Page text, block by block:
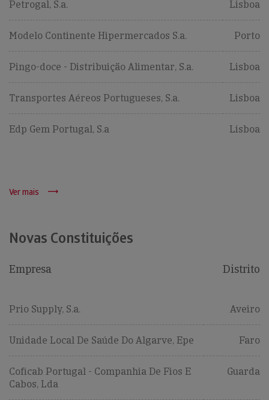
Petrogal, S.a. Lisboa
Modelo Continente Hipermercados S.a. Porto
Pingo-doce - Distribuição Alimentar, S.a. Lisboa
Transportes Aéreos Portugueses, S.a. Lisboa
Edp Gem Portugal, S.a Lisboa
Ver mais
Novas Constituições
Empresa Distrito
Prio Supply, S.a. Aveiro
Unidade Local De Saúde Do Algarve, Epe Faro
Coficab Portugal - Companhia De Fios E
Cabos, Lda
Guarda